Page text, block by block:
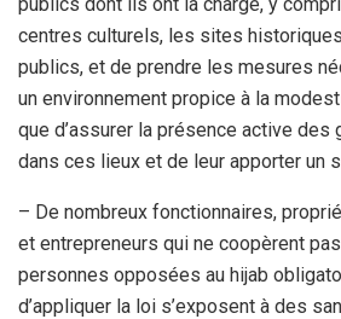
centres culturels, les sites
publics, et de prendre les mesures
un environnement propice à la
que d’assurer la présence active des
dans ces lieux et de leur apporter un
– De nombreux fonctionnaires,
et entrepreneurs qui ne coopèrent
personnes opposées au hijab
d’appliquer la loi s’exposent à des